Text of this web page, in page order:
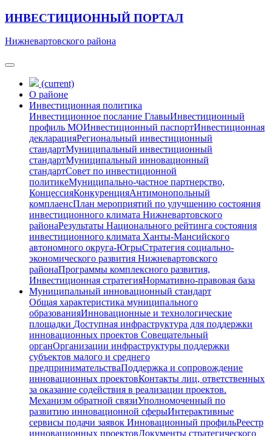
ИНВЕСТИЦИОННЫЙ ПОРТАЛ
Нижневартовского района
(current)
О районе
Инвестиционная политика
Инвестиционное послание ГлавыИнвестиционный
профиль МОИнвестиционный паспортИнвестиционная
декларацияРегиональный инвестиционный
стандартМуниципальный инвестиционный
стандартМуниципальный инновационный
стандартСовет по инвестиционной
политикеМуниципально-частное партнерство,
КонцессияКонкуренцияАнтимонопольный
комплаенсПлан мероприятий по улучшению состояния
инвестиционного климата Нижневартовского
районаРезультаты Национального рейтинга состояния
инвестиционного климата Ханты-Мансийского
автономного округа-ЮгрыСтратегия социально-
экономического развития Нижневартовского
районаПрограммы комплексного развития,
Инвестиционная стратегияНормативно-правовая база
Муниципальный инновационный стандарт
Общая характеристика муниципального
образованияИнновационные и технологические
площадки Доступная инфраструктура для поддержки
инновационных проектов Совещательный
органОрганизации инфраструктуры поддержки
субъектов малого и среднего
предпринимательстваПоддержка и сопровождение
инновационных проектовКонтакты лиц, ответственных
за оказание содействия в реализации проектов.
Механизм обратной связиУполномоченный по
развитию инновационной сферыИнтерактивные
сервисы подачи заявок Инновационный профильРеестр
инновационных проектовДокументы стратегического